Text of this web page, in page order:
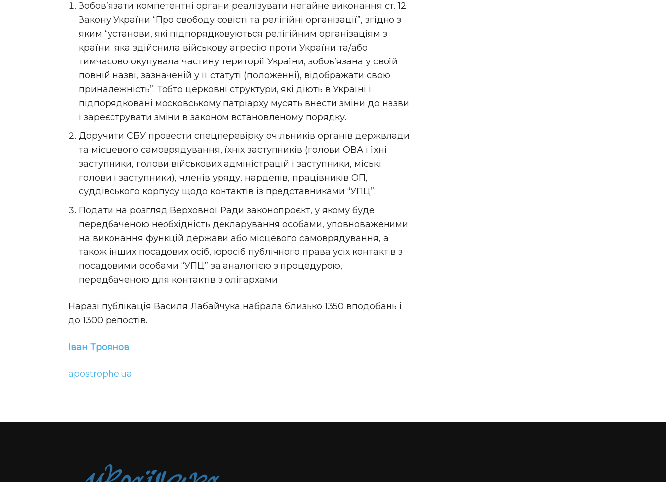
Зобов’язати компетентні органи реалізувати негайне виконання ст. 12
Закону України “Про свободу совісті та релігійні організації”, згідно з
яким “установи, які підпорядковуються релігійним організаціям з
країни, яка здійснила військову агресію проти України та/або
тимчасово окупувала частину території України, зобов’язана у своїй
повній назві, зазначеній у її статуті (положенні), відображати свою
приналежність”. Тобто церковні структури, які діють в Україні і
підпорядковані московському патріарху мусять внести зміни до назви
і зареєструвати зміни в законом встановленому порядку.
Доручити СБУ провести спецперевірку очільників органів держвлади
та місцевого самоврядування, їхніх заступників (голови ОВА і їхні
заступники, голови військових адміністрацій і заступники, міські
голови і заступники), членів уряду, нардепів, працівників ОП,
суддівського корпусу щодо контактів із представниками “УПЦ”.
Подати на розгляд Верховної Ради законопроєкт, у якому буде
передбаченою необхідність декларування особами, уповноваженими
на виконання функцій держави або місцевого самоврядування, а
також інших посадових осіб, юросіб публічного права усіх контактів з
посадовими особами “УПЦ” за аналогією з процедурою,
передбаченою для контактів з олігархами.
Наразі публікація Василя Лабайчука набрала близько 1350 вподобань і
до 1300 репостів.
Іван Троянов
apostrophe.ua